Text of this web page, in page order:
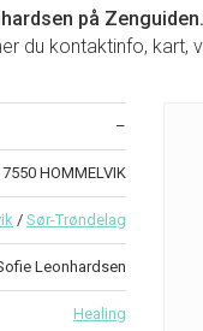
på
du kontaktinfo,
–
HOMMELVIK
/ Sør-Trøndelag
Leonhardsen
Healing